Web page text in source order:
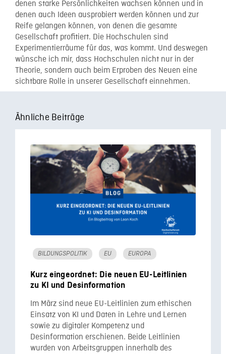
denen starke Persönlichkeiten wachsen können und in
denen auch Ideen ausprobiert werden können und zur
Reife gelangen können, von denen die gesamte
Gesellschaft profitiert. Die Hochschulen sind
Experimentierräume für das, was kommt. Und deswegen
wünsche ich mir, dass Hochschulen nicht nur in der
Theorie, sondern auch beim Erproben des Neuen eine
sichtbare Rolle in unserer Gesellschaft einnehmen.
Ähnliche Beiträge
BILDUNGSPOLITIK EU EUROPA
Kurz eingeordnet: Die neuen EU-Leitlinien
zu KI und Desinformation
Im März sind neue EU-Leitlinien zum ethischen
Einsatz von KI und Daten in Lehre und Lernen
sowie zu digitaler Kompetenz und
Desinformation erschienen. Beide Leitlinien
wurden von Arbeitsgruppen innerhalb des